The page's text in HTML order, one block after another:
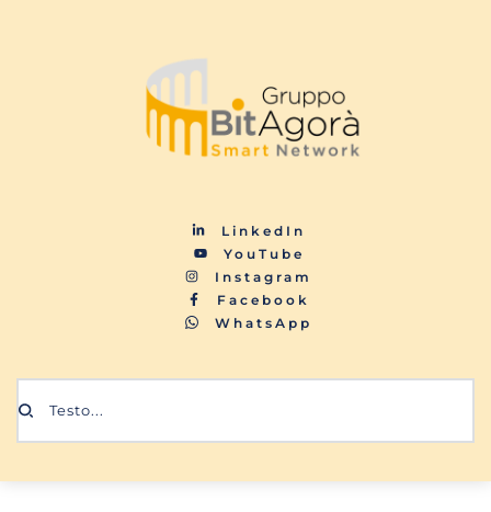
LinkedIn
YouTube
Instagram
Facebook
WhatsApp
Testo...